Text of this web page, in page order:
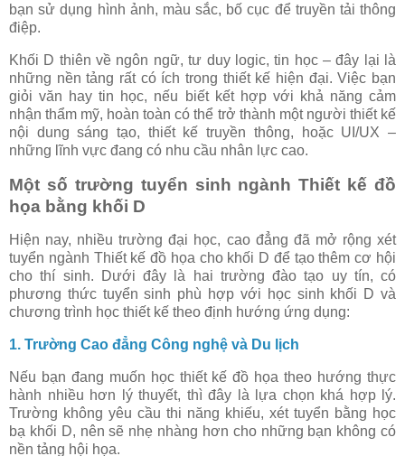
bạn sử dụng hình ảnh, màu sắc, bố cục để truyền tải thông
điệp.
Khối D thiên về ngôn ngữ, tư duy logic, tin học – đây lại là
những nền tảng rất có ích trong thiết kế hiện đại. Việc bạn
giỏi văn hay tin học, nếu biết kết hợp với khả năng cảm
nhận thẩm mỹ, hoàn toàn có thể trở thành một người thiết kế
nội dung sáng tạo, thiết kế truyền thông, hoặc UI/UX –
những lĩnh vực đang có nhu cầu nhân lực cao.
Một số trường tuyển sinh ngành Thiết kế đồ
họa bằng khối D
Hiện nay, nhiều trường đại học, cao đẳng đã mở rộng xét
tuyển ngành Thiết kế đồ họa cho khối D để tạo thêm cơ hội
cho thí sinh. Dưới đây là hai trường đào tạo uy tín, có
phương thức tuyển sinh phù hợp với học sinh khối D và
chương trình học thiết kế theo định hướng ứng dụng:
1. Trường Cao đẳng Công nghệ và Du lịch
Nếu bạn đang muốn học thiết kế đồ họa theo hướng thực
hành nhiều hơn lý thuyết, thì đây là lựa chọn khá hợp lý.
Trường không yêu cầu thi năng khiếu, xét tuyển bằng học
bạ khối D, nên sẽ nhẹ nhàng hơn cho những bạn không có
nền tảng hội họa.